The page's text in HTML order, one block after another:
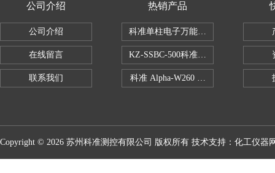
公司介绍
公司介绍
在线留言
联系我们
热销产品
科准单柱电子万能拉力机KZ-SSBC-500
KZ-SSBC-500科准单柱电子万能试验
科准 Alpha-W260 半导体全自动推拉
Copyright © 2026 苏州科准测控有限公司 版权所有 技术支持： 化工仪器